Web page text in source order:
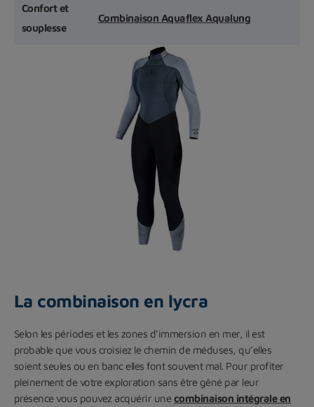
Confort et
souplesse
Combinaison Aquaflex Aqualung
La combinaison en lycra
Selon les périodes et les zones d’immersion en mer, il est
probable que vous croisiez le chemin de méduses, qu’elles
soient seules ou en banc elles font souvent mal. Pour profiter
pleinement de votre exploration sans être gêné par leur
présence vous pouvez acquérir unecombinaison intégrale en